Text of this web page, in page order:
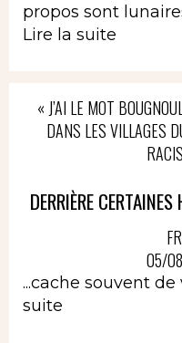
propos sont
Lire la suite
« J’AI LE MOT
DANS LES VILLAGES
DERRIÈRE
05/
...cache souvent de
suite